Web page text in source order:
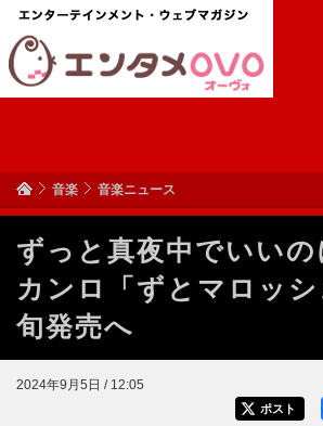
音楽 音楽ニュース
ずっと真夜中でいいの
カンロ「ずとマロッ
旬発売へ
2024年9月5日 / 12:05
ポスト